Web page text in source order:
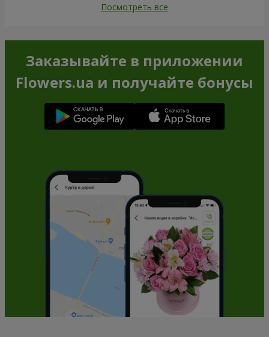
Посмотреть все
Заказывайте в приложении
Flowers.ua и получайте бонусы